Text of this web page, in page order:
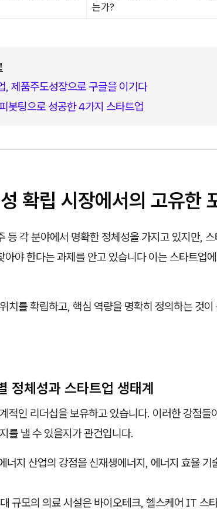
는가?
, 제품주도성장으로 구글을 이기다
봇팅으로 성공한 4가지 스타트업
확립 시장에서의 고유한
등 각 분야에서 명확한 정체성을 가지고 있지만,
야 한다는 과제를 안고 있습니다 이는 스타트업
치를 확립하고, 핵심 역량을 명확히 정의하는 것이
정체성과 스타트업 생태계
적인 리더십을 보유하고 있습니다. 이러한 강점들
를 낼 수 있을지가 관건입니다.
너지 산업의 강점을 신재생에너지, 에너지 효율 기
규모의 의료 시설은 바이오테크, 헬스케어 IT 스